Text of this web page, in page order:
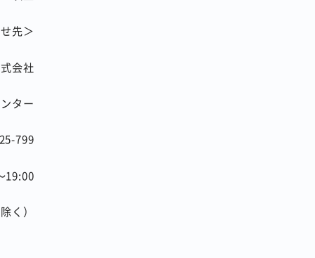
先＞
会社
ター
799
19:00
く）